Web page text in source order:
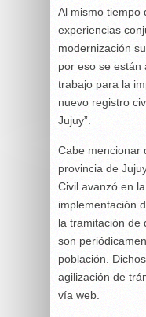
Al mismo tiempo
experiencias
modernización
por eso se están
trabajo para la
nuevo registro
Jujuy”.
Cabe mencionar
provincia de
Civil avanzó en
implementación
la tramitación de
son
población.
agilización de
vía web.